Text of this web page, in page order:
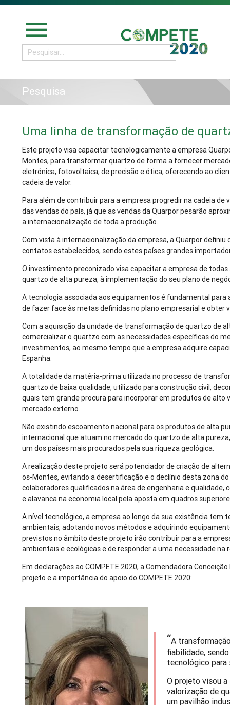
menu
Pesquisa
Uma linha de transformação de
Este projeto visa capacitar tecnologicamente a empresa
Montes, para transformar quartzo de forma a fornecer
eletrónica, fotovoltaica, de precisão e ótica, oferecendo ao
cadeia de valor.
Para além de contribuir para a empresa progredir na cadeia
das vendas do país, já que as vendas da Quarpor pesarão
a internacionalização de toda a produção.
Com vista à internacionalização da empresa, a Quarpor
contatos estabelecidos, sendo estes países grandes
O investimento preconizado visa capacitar a empresa de
quartzo de alta pureza, à implementação do seu plano de
A tecnologia associada aos equipamentos é fundamental
de fazer face às metas definidas no plano empresarial e obter
Com a aquisição da unidade de transformação de quartzo de
comercializar o quartzo com as necessidades específicas do
investimentos, ao mesmo tempo que a empresa adquire
Espanha.
A totalidade da matéria-prima utilizada no processo de
quartzo de baixa qualidade, utilizado para construção civil,
quais tem grande procura para incorporar em produtos de
mercado externo.
Não existindo escoamento nacional para os produtos de alta
internacional que atuam no mercado do quartzo de alta
um dos países mais procurados pela sua riqueza geológica.
A realização deste projeto será potenciador de criação de
os-Montes, evitando a desertificação e o declínio desta zona
colaboradores qualificados na área de engenharia e
e alavanca na economia local pela aposta em quadros
A nível tecnológico, a empresa ao longo da sua existência
ambientais, adotando novos métodos e adquirindo
previstos no âmbito deste projeto irão contribuir para a
ambientais e ecológicas e de responder a uma necessidade
Em declarações ao COMPETE 2020, a Comendadora
projeto e a importância do apoio do COMPETE 2020:
“A
fiabilidade,
tecnológico para
O projeto visou
valorização de
um pavilhão